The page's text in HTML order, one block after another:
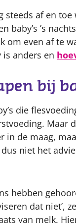
steeds af en
baby’s ’s
om even af te
is anders en
bij
die
Maar
in de maag,
niet het
hebben
dat niet’,
van melk.